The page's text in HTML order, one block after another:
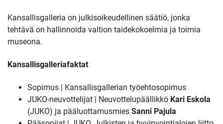
Kansallisgalleria on julkisoikeudellinen säätiö, jonka
tehtävä on hallinnoida valtion taidekokoelmia ja toimia
museona.
Kansallisgalleriafaktat
Sopimus | Kansallisgallerian työehtosopimus
JUKO-neuvottelijat | Neuvottelupäällikkö Kari Eskola
(JUKO) ja pääluottamusmies Sanni Pajula